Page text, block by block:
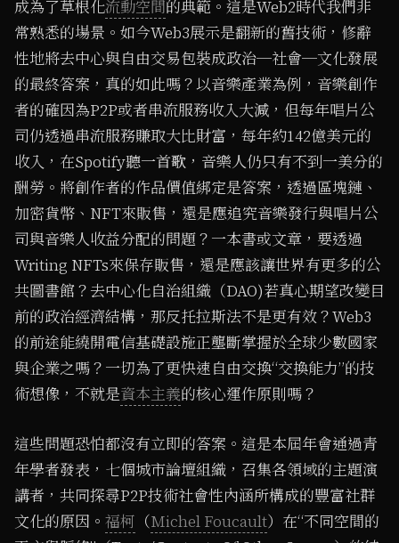
成為了草根化流動空間的典範。這是Web2時代我們非
常熟悉的場景。如今Web3展示是翻新的舊技術，修辭
性地將去中心與自由交易包裝成政治─社會─文化發展
的最終答案，真的如此嗎？以音樂產業為例，音樂創作
者的確因為P2P或者串流服務收入大減，但每年唱片公
司仍透過串流服務賺取大比財富，每年約142億美元的
收入，在Spotify聽一首歌，音樂人仍只有不到一美分的
酬勞。將創作者的作品價值綁定是答案，透過區塊鏈、
加密貨幣、NFT來販售，還是應追究音樂發行與唱片公
司與音樂人收益分配的問題？一本書或文章，要透過
Writing NFTs來保存販售，還是應該讓世界有更多的公
共圖書館？去中心化自治組織（DAO)若真心期望改變目
前的政治經濟結構，那反托拉斯法不是更有效？Web3
的前途能繞開電信基礎設施正壟斷掌握於全球少數國家
與企業之嗎？一切為了更快速自由交換“交換能力”的技
術想像，不就是資本主義的核心運作原則嗎？
這些問題恐怕都沒有立即的答案。這是本屆年會通過青
年學者發表，七個城市論壇組織，召集各領域的主題演
講者，共同探尋P2P技術社會性內涵所構成的豐富社群
文化的原因。 福柯 （Michel Foucault）在“不同空間的